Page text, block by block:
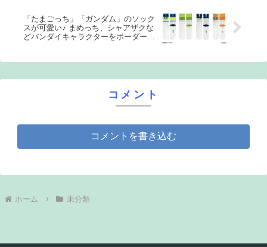
「たまごっち」「ガンダム」のソック
スが可愛い♪ まめっち、シャアザクな
どバンダイキャラクターをボーダーで
コメント
コメントを書き込む
ホーム 未分類